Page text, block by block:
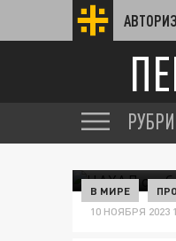
В МИРЕ
10 НОЯБРЯ 2023